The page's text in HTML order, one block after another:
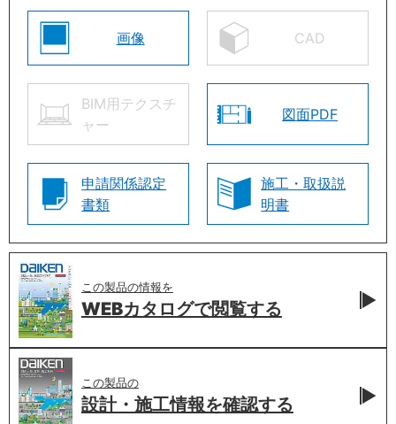
画像 CAD
BIM用テクスチ
ャー
図面PDF
申請関係認定
書類
施工・取扱説
明書
この製品の情報を
WEBカタログで閲覧する
この製品の
設計・施工情報を確認する